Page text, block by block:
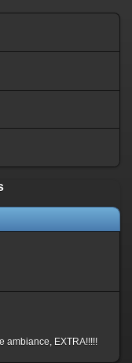
ambiance, EXTRA!!!!!